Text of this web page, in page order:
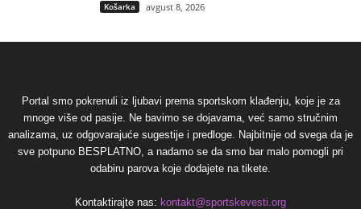
Košarka avgust 8, 2026
Portal smo pokrenuli iz ljubavi prema sportskom klađenju, koje je za
mnoge više od pasije. Ne bavimo se dojavama, već samo stručnim
analizama, uz odgovarajuće sugestije i predloge. Najbitnije od svega da je
sve potpuno BESPLATNO, a nadamo se da smo bar malo pomogli pri
odabiru parova koje dodajete na tikete.
Kontaktirajte nas: kontakt@sportskevesti.org